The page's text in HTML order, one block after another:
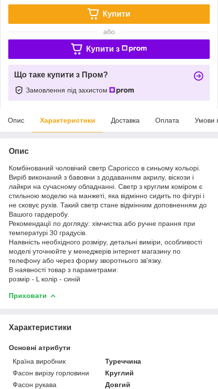
Купити
або
Купити з
Що таке купити з Пром?
Замовлення під захистом
Опис Характеристики Доставка Оплата Умови
Опис
Комбінований чоловічий светр Caporicco в синьому кольорі.
Виріб виконаний з бавовни з додаванням акрилу, віскози і
лайкри на сучасному обладнанні. Светр з круглим коміром є
стильною моделю на манжеті, яка відмінно сидить по фігурі і
не сковує рухів. Такий светр стане відмінним доповненням до
Вашого гардеробу.
Рекомендації по догляду: хімчистка або ручне прання при
температурі 30 градусів.
Наявність необхідного розміру, детальні виміри, особливості
моделі уточнюйте у менеджерів інтернет магазину по
телефону або через форму зворотнього зв'язку.
В наявності товар з параметрами:
розмір - L колір - синій
Приховати
Характеристики
Основні атрибути
Країна виробник
Туреччина
Фасон вирізу горловини
Круглий
Фасон рукава
Довгий